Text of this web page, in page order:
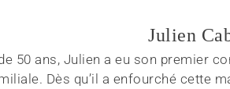
Julien
50 ans, Julien a eu son premier
Dès qu’il a enfourché cette